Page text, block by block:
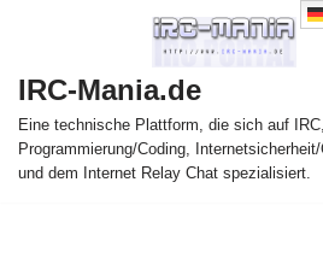
Inhalt
springen
IRC-Mania.de
Eine technische Plattform, die sich auf
Programmierung/Coding,
und dem Internet Relay Chat spezialisiert.